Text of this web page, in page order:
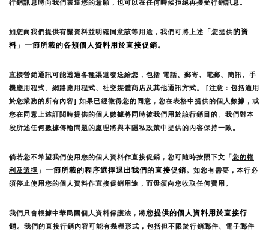
行銷訊息時向我們表達您的意願，也可以在任何時候拒絕再接受行銷訊息。
如您向我們提供有關資料並明確同意該等用途，我們可將上述 「 您提供的資
料」一節所載的各類個人資料用於直接促銷。
直接營銷通訊可能透過各種渠道發送給您，包括 電話、郵寄、電郵、簡訊、手
機應用程式、網路應用程式、社交媒體商店及其他通訊方式。 [注意：包括適用
於您業務的所有內容] 如果已經徵得您的同意，您在表格中提供的個人數據，或
您在同意上述訂閱時提供的個人數據將同時被我們用於該行銷目的。我們對本
段所述任何數據傳輸問題的處理將與本隱私政策中提供的內容保持一致。
倘若您不希望我們使用您的個人資料作直接促銷，您可隨時按照下文「您的權
利及選擇 」一節所載的程序選擇退出我們的直接促銷。如您有需要，本行必
須停止使用您的個人資料作直接促銷用途，而毋須向您收取任何費用。
我們只會根據中華民國個人資料保護法，將您提供的個人資料用於直接行
銷。我們的直接行銷內容可能有幾種形式，包括但不限於行銷郵件、電子郵件